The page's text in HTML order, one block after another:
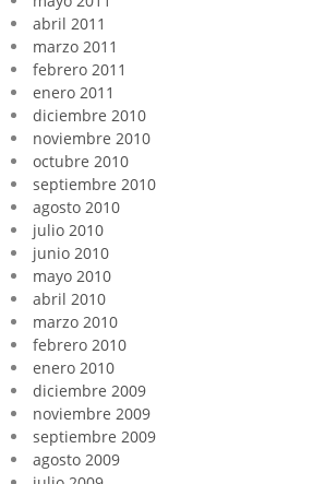
abril 2011
marzo 2011
febrero 2011
enero 2011
diciembre 2010
noviembre 2010
octubre 2010
septiembre 2010
agosto 2010
julio 2010
junio 2010
mayo 2010
abril 2010
marzo 2010
febrero 2010
enero 2010
diciembre 2009
noviembre 2009
septiembre 2009
agosto 2009